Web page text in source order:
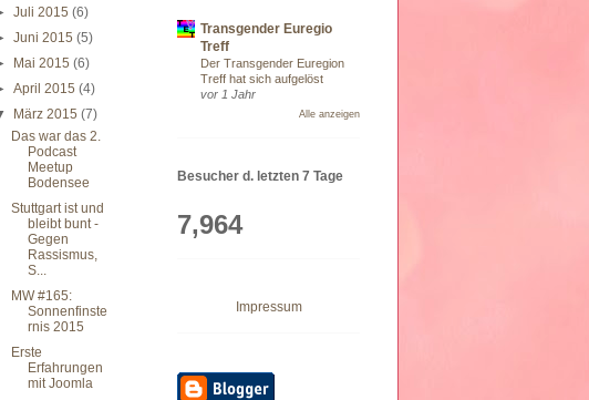
Juli 2015(6)
Juni 2015(5)
Mai 2015(6)
April 2015(4)
März 2015(7)
Das war das 2.
Podcast
Meetup
Bodensee
Stuttgart ist und
bleibt bunt -
Gegen
Rassismus,
S...
MW #165:
Sonnenfinste
rnis 2015
Erste
Erfahrungen
mit Joomla
Transgender Euregio
Treff
Der Transgender Euregion
Treff hat sich aufgelöst
vor 1 Jahr
Alle anzeigen
Besucher d. letzten 7 Tage
7,964
Impressum